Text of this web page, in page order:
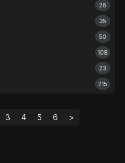
26
35
50
108
23
215
3 4 5 6 >